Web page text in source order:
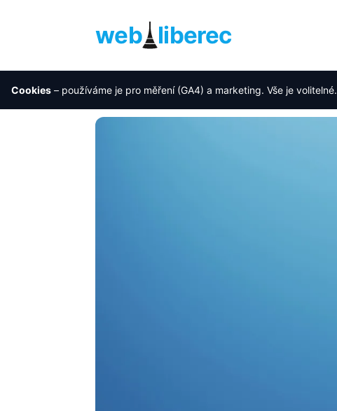
web liberec
Cookies – používáme je pro měření (GA4) a marketing. Vše je volitelné.
Úvod › › Lokální SEO v Liberci: rychlý návod